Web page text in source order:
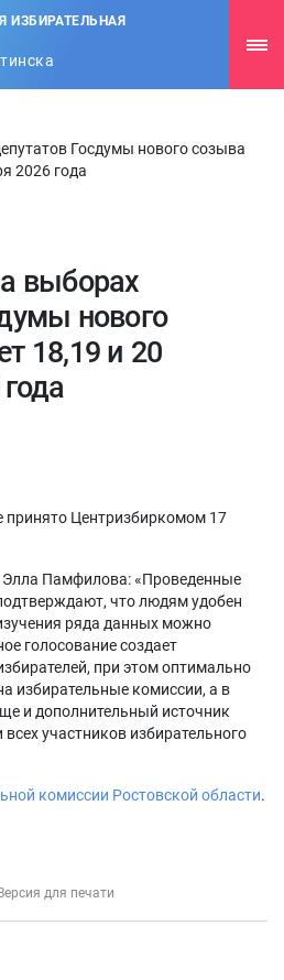
ИЗБИРАТЕЛЬНАЯ
Госдумы нового созыва
2026 года
выборах
нового
18,19 и 20
принято Центризбиркомом 17
Памфилова: «Проведенные
что людям удобен
ряда данных можно
голосование создает
при этом оптимально
избирательные комиссии, а в
и дополнительный источник
участников избирательного
комиссии Ростовской области.
Версия для печати